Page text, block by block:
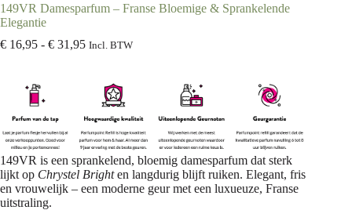
149VR Damesparfum – Franse Bloemige & Sprankelende
Elegantie
€ 16,95 - € 31,95 Incl. BTW
149VR is een sprankelend, bloemig damesparfum dat sterk
lijkt op Chrystel Brighten langdurig blijft ruiken. Elegant, fris
en vrouwelijk – een moderne geur met een luxueuze, Franse
uitstraling.